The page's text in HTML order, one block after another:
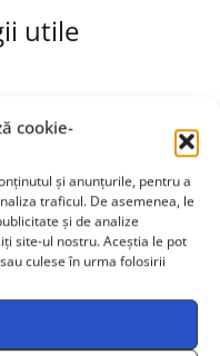
cookie-
și anunțurile, pentru a
traficul. De asemenea, le
și de analize
site-ul nostru. Aceștia le pot
culese în urma folosirii
utile
Kong, Apigee, AWS
StackHawk,
API Security, Salt